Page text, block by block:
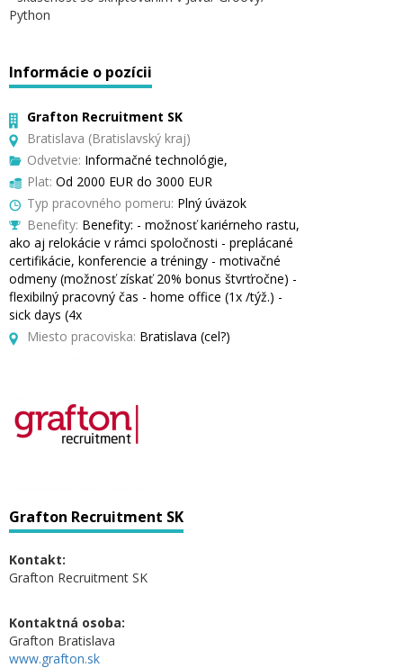
Python
Informácie o pozícii
Grafton Recruitment SK
Bratislava (Bratislavský kraj)
Odvetvie: Informačné technológie,
Plat: Od 2000 EUR do 3000 EUR
Typ pracovného pomeru: Plný úväzok
Benefity: Benefity: - možnosť kariérneho rastu,
ako aj relokácie v rámci spoločnosti - preplácané
certifikácie, konferencie a tréningy - motivačné
odmeny (možnosť získať 20% bonus štvrťročne) -
flexibilný pracovný čas - home office (1x /týž.) -
sick days (4x
Miesto pracoviska: Bratislava (cel?)
Grafton Recruitment SK
Kontakt:
Grafton Recruitment SK
Kontaktná osoba:
Grafton Bratislava
www.grafton.sk